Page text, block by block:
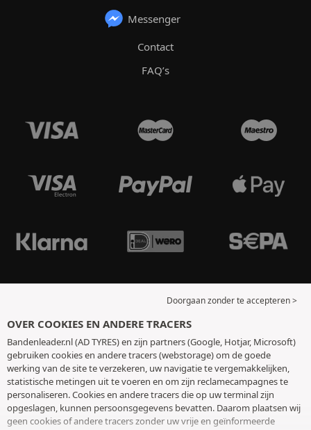
Messenger
Contact
FAQ’s
Doorgaan zonder te accepteren >
OVER COOKIES EN ANDERE TRACERS
Bandenleader.nl (AD TYRES) en zijn partners (Google, Hotjar, Microsoft)
gebruiken cookies en andere tracers (webstorage) om de goede
werking van de site te verzekeren, uw navigatie te vergemakkelijken,
statistische metingen uit te voeren en om zijn reclamecampagnes te
personaliseren. Cookies en andere tracers die op uw terminal zijn
opgeslagen, kunnen persoonsgegevens bevatten. Daarom plaatsen wij
geen cookies of andere tracers zonder uw vrije en geïnformeerde